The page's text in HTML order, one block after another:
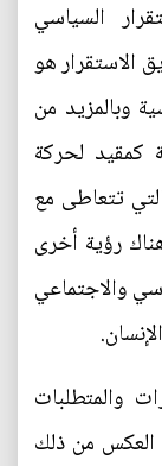
السياسي
الاستقرار هو
وبالمزيد من
كمقيد لحركة
تتعاطى مع
رؤية أخرى
والاجتماعي
والمتطلبات
العكس من ذلك